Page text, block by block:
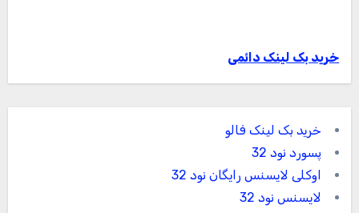
خرید بک لینک دائمی
خرید بک لینک فالو
پسورد نود 32
اوکلی لایسنس رایگان نود 32
لایسنس نود 32